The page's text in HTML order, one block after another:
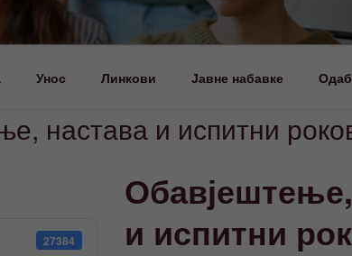
Унос Линкови Јавне набавке
настава и испитни
27384
и испитни